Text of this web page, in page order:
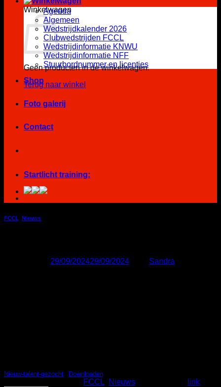
Winkelwagen
Geen producten in de winkelwagen.
Terug naar winkel
Agenda
Algemeen
Wedstrijdkalender 2026
Clubwedstrijden FCCL
Wedstrijdinformatie KNWU
Wedstrijdinformatie NFF
Stuurbordnummer en licenties
Shop
Foto galerij
Contact
Startlicht training:
FCCL Nieuws
29/09/202429/09/2024 Sandra
Nieuw-talent-gezocht Downloaden
FCCL Nieuws link